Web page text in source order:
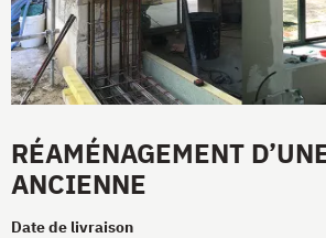
RÉAMÉNAGEMENT
ANCIENNE
Date de livraison